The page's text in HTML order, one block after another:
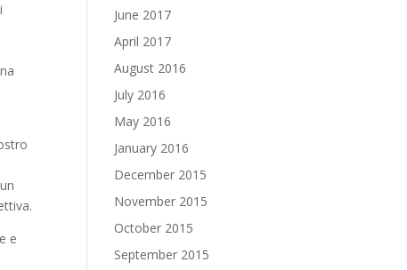
e
June 2017
April 2017
August 2016
July 2016
May 2016
January 2016
December 2015
November 2015
October 2015
September 2015